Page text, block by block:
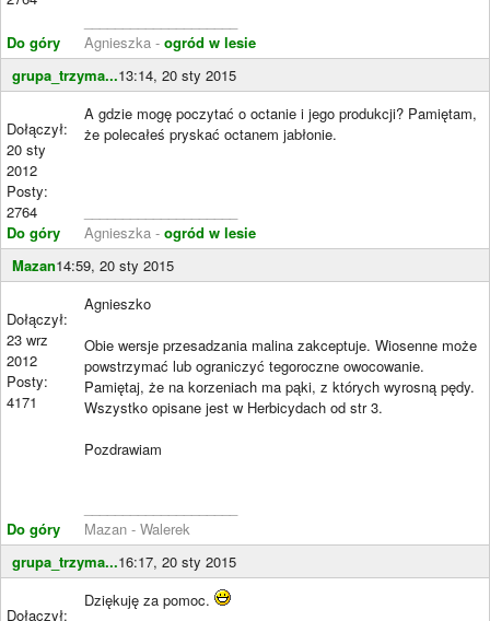
Do góry
Agnieszka - ogród w lesie
grupa_trzyma...13:14, 20 sty 2015
Dołączył:
20 sty
2012
Posty:
2764
Do góry
A gdzie mogę poczytać o octanie i jego produkcji? Pamiętam,
że polecałeś pryskać octanem jabłonie.
Agnieszka - ogród w lesie
Mazan14:59, 20 sty 2015
Dołączył:
23 wrz
2012
Posty:
4171
Do góry
Agnieszko
Obie wersje przesadzania malina zakceptuje. Wiosenne może
powstrzymać lub ograniczyć tegoroczne owocowanie.
Pamiętaj, że na korzeniach ma pąki, z których wyrosną pędy.
Wszystko opisane jest w Herbicydach od str 3.
Pozdrawiam
Mazan - Walerek
grupa_trzyma...16:17, 20 sty 2015
Dołączył:
Dziękuję za pomoc.